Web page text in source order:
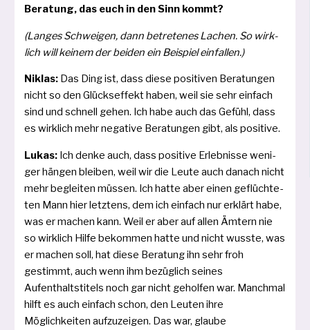
Beratung, das euch in den Sinn kommt?
(Langes Schweigen, dann betre­te­nes Lachen. So wirk­
lich will kei­nem der bei­den ein Beispiel einfallen.)
Niklas: Das Ding ist, dass die­se posi­ti­ven Beratungen
nicht so den Glückseffekt haben, weil sie sehr ein­fach
sind und schnell gehen. Ich habe auch das Gefühl, dass
es wirk­lich mehr nega­ti­ve Beratungen gibt, als positive.
Lukas: Ich den­ke auch, dass posi­ti­ve Erlebnisse weni­
ger hän­gen blei­ben, weil wir die Leute auch danach nicht
mehr beglei­ten müs­sen. Ich hat­te aber einen geflüch­te­
ten Mann hier letz­tens, dem ich ein­fach nur erklärt habe,
was er machen kann. Weil er aber auf allen Ämtern nie
so wirk­lich Hilfe bekom­men hat­te und nicht wuss­te, was
er machen soll, hat die­se Beratung ihn sehr froh
gestimmt, auch wenn ihm bezüg­lich sei­nes
Aufenthaltstitels noch gar nicht gehol­fen war. Manchmal
hilft es auch ein­fach schon, den Leuten ihre
Möglichkeiten auf­zu­zei­gen. Das war, glau­be